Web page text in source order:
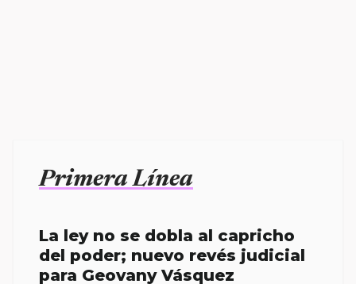
Primera Línea
La ley no se dobla al capricho
del poder; nuevo revés judicial
para Geovany Vásquez